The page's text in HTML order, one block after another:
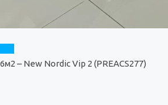
– New Nordic Vip 2 (PREACS277)